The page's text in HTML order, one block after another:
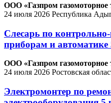
ООО «Газпром газомоторное
24 июля 2026 Республика
Слесарь по
приборам и автоматике
ООО «Газпром газомоторное
24 июля 2026 Ростовская
Электромонтер по